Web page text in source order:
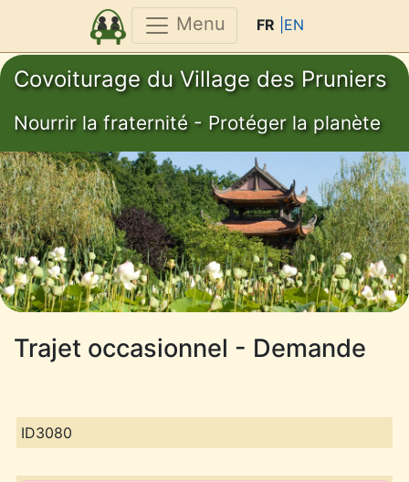
Menu FR |EN
Covoiturage du Village des Pruniers
Nourrir la fraternité - Protéger la planète
Trajet occasionnel - Demande
ID3080